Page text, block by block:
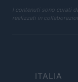
I contenuti sono curati
realizzati in
ITALIA